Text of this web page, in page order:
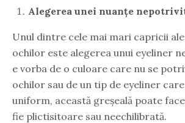
Alegerea unei nuanțe
Unul dintre cele mai mari capricii
ochilor este alegerea unui eyeliner
e vorba de o culoare care nu se
ochilor sau de un tip de eyeliner
uniform, această greșeală poate
fie plictisitoare sau neechilibrată.